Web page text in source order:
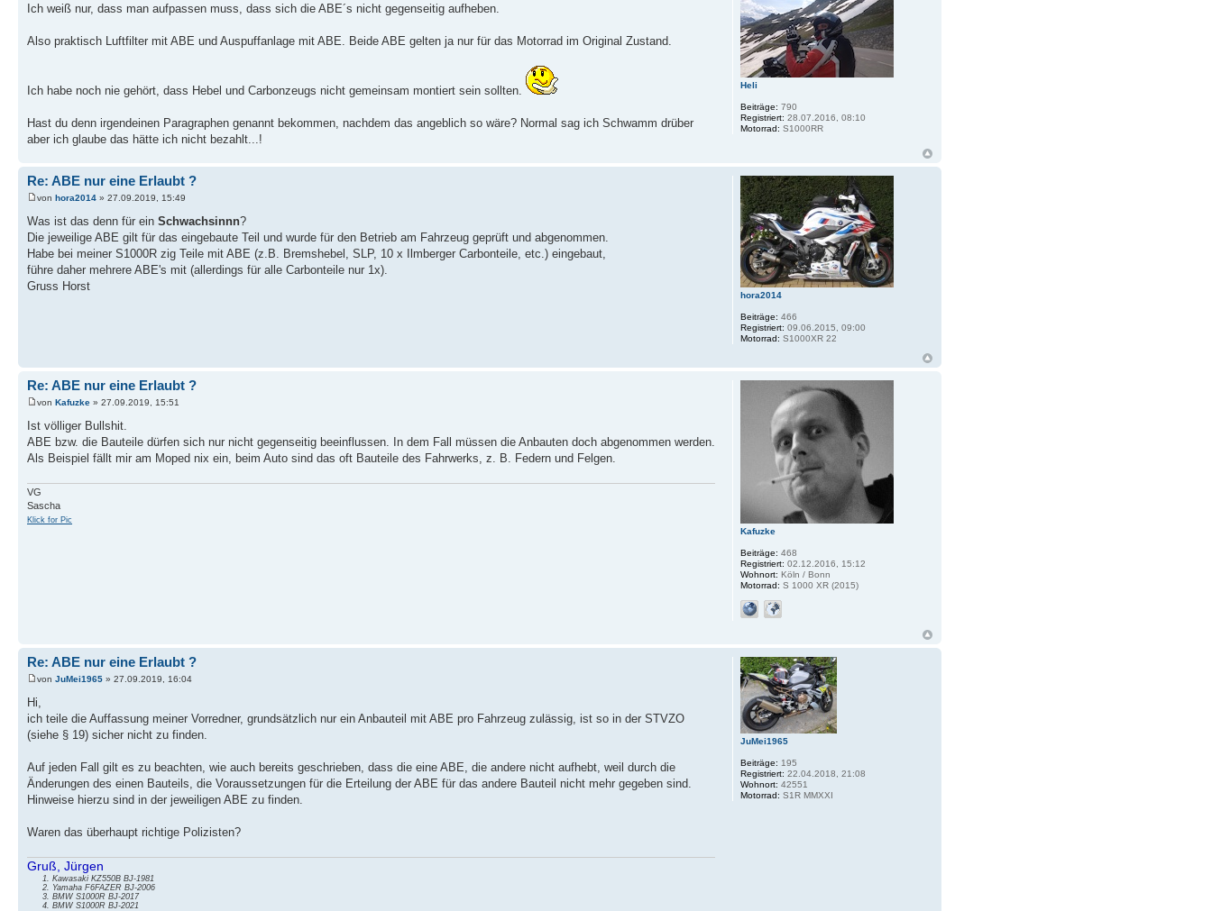
Ich weiß nur, dass man aufpassen muss, dass sich die ABE´s nicht gegenseitig aufheben.
Also praktisch Luftfilter mit ABE und Auspuffanlage mit ABE. Beide ABE gelten ja nur für das Motorrad im Original Zustand.
Ich habe noch nie gehört, dass Hebel und Carbonzeugs nicht gemeinsam montiert sein sollten.
Hast du denn irgendeinen Paragraphen genannt bekommen, nachdem das angeblich so wäre? Normal sag ich Schwamm drüber
aber ich glaube das hätte ich nicht bezahlt...!
Heli
Beiträge: 790
Registriert: 28.07.2016, 08:10
Motorrad: S1000RR
Re: ABE nur eine Erlaubt ?
von hora2014 » 27.09.2019, 15:49
Was ist das denn für ein Schwachsinnn?
Die jeweilige ABE gilt für das eingebaute Teil und wurde für den Betrieb am Fahrzeug geprüft und abgenommen.
Habe bei meiner S1000R zig Teile mit ABE (z.B. Bremshebel, SLP, 10 x Ilmberger Carbonteile, etc.) eingebaut,
führe daher mehrere ABE's mit (allerdings für alle Carbonteile nur 1x).
Gruss Horst
hora2014
Beiträge: 466
Registriert: 09.06.2015, 09:00
Motorrad: S1000XR 22
Re: ABE nur eine Erlaubt ?
von Kafuzke » 27.09.2019, 15:51
Ist völliger Bullshit.
ABE bzw. die Bauteile dürfen sich nur nicht gegenseitig beeinflussen. In dem Fall müssen die Anbauten doch abgenommen werden.
Als Beispiel fällt mir am Moped nix ein, beim Auto sind das oft Bauteile des Fahrwerks, z. B. Federn und Felgen.
VG
Sascha
Klick for Pic
Kafuzke
Beiträge: 468
Registriert: 02.12.2016, 15:12
Wohnort: Köln / Bonn
Motorrad: S 1000 XR (2015)
Re: ABE nur eine Erlaubt ?
von JuMei1965 » 27.09.2019, 16:04
Hi,
ich teile die Auffassung meiner Vorredner, grundsätzlich nur ein Anbauteil mit ABE pro Fahrzeug zulässig, ist so in der STVZO
(siehe § 19) sicher nicht zu finden.
Auf jeden Fall gilt es zu beachten, wie auch bereits geschrieben, dass die eine ABE, die andere nicht aufhebt, weil durch die
Änderungen des einen Bauteils, die Voraussetzungen für die Erteilung der ABE für das andere Bauteil nicht mehr gegeben sind.
Hinweise hierzu sind in der jeweiligen ABE zu finden.
Waren das überhaupt richtige Polizisten?
Gruß, Jürgen
Kawasaki KZ550B BJ-1981
Yamaha F6FAZER BJ-2006
BMW S1000R BJ-2017
BMW S1000R BJ-2021
JuMei1965
Beiträge: 195
Registriert: 22.04.2018, 21:08
Wohnort: 42551
Motorrad: S1R MMXXI